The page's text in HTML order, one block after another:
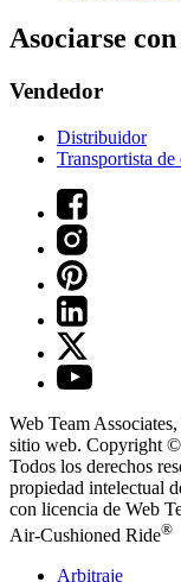
Asociarse
Vendedor
Distribuidor
Transportista
Web Team
sitio web. Copyright
Todos los derechos
propiedad intelectual
con licencia de Web
Air-Cushioned Ride®
Arbitraje